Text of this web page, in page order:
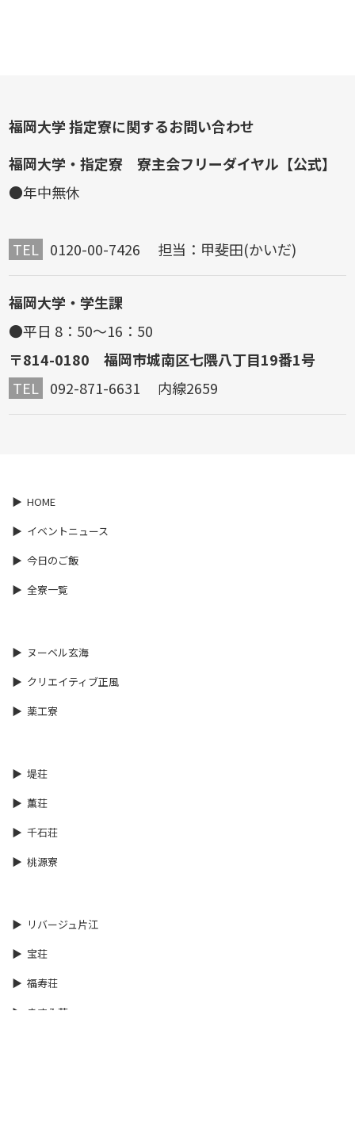
福岡大学 指定寮に関するお問い合わせ
福岡大学・指定寮 寮主会フリーダイヤル【公式】
●年中無休
TEL 0120-00-7426 担当：甲斐田(かいだ)
福岡大学・学生課
●平日 8：50～16：50
〒814-0180 福岡市城南区七隈八丁目19番1号
TEL
092-871-6631 内線2659
HOME
イベントニュース
今日のご飯
全寮一覧
ヌーベル玄海
クリエイティブ正風
薬工寮
堤荘
薫荘
千石荘
桃源寮
リバージュ片江
宝荘
福寿荘
ますみ荘